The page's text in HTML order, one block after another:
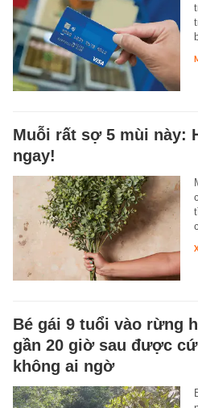
Muỗi rất sợ 5 mùi này:
ngay!
Bé gái 9 tuổi vào rừng
gần 20 giờ sau được
không ai ngờ